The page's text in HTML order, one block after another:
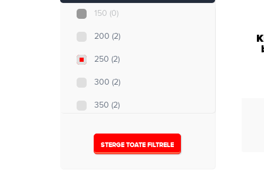
4(0)
5(0)
150 (0)
200 (2)
250 (2)
300 (2)
350 (2)
Nespecificat(14)
STERGE TOATE FILTRELE